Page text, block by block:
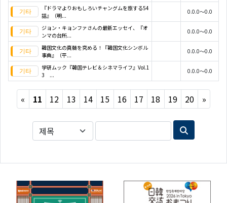
『ドラマよりおもしろいチャングムを旅する54
話』（明...
0.0.0～0.0
ジョン・キョンファさんの最新エッセイ、『オ
ンマの台所...
0.0.0～0.0
韓国文化の真髄を究める！『韓国文化シンボル
事典』（平...
0.0.0～0.0
学研ムック『韓国テレビ＆シネマライフ』Vol.1
3 ...
0.0.0～0.0
« Previous
11 12 13 14 15 16 17 18 19 20 »Next